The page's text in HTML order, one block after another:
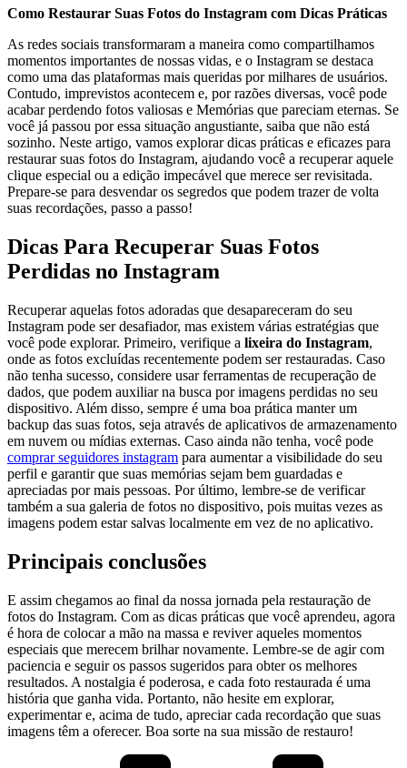
Como Restaurar Suas Fotos do Instagram com Dicas Práticas
As redes sociais transformaram a maneira como compartilhamos‌
momentos importantes de nossas vidas, e o Instagram se destaca
como uma das plataformas mais queridas por milhares de usuários.
Contudo, imprevistos acontecem e, por‌ razões diversas, você‌ pode
acabar perdendo fotos valiosas e Memórias que pareciam eternas. Se
você já passou por essa situação angustiante, saiba que não está‌
sozinho. Neste artigo, vamos explorar dicas práticas e eficazes para
⁣restaurar suas fotos do Instagram, ajudando‍ você a recuperar aquele
clique especial ou a edição ⁢impecável que merece ser revisitada.
Prepare-se⁤ para desvendar os segredos que podem trazer de volta
suas recordações, passo‍ a passo!
Dicas⁢ Para Recuperar Suas Fotos
Perdidas no Instagram
Recuperar aquelas fotos adoradas que desapareceram do seu⁣
Instagram pode ser desafiador, mas existem várias estratégias que
você pode​ explorar. Primeiro, verifique a lixeira do Instagram,
onde ​as fotos excluídas recentemente podem ser restauradas. Caso
não tenha sucesso,⁣ considere usar ferramentas de recuperação ‍de
dados, que podem auxiliar na busca por imagens perdidas no⁣ seu
dispositivo. Além disso, sempre é uma boa prática manter ⁣um
backup das suas fotos, ​seja através de aplicativos de ‌armazenamento
em nuvem ou ⁢mídias externas. Caso ainda não tenha, ​você‍ pode
comprar ‌seguidores instagram para aumentar a visibilidade do‌ seu
perfil e garantir‌ que suas memórias⁣ sejam bem guardadas ​e
apreciadas por mais pessoas. Por último, lembre-se ⁣de verificar
também a sua galeria de fotos no dispositivo, pois muitas vezes as
imagens podem estar salvas localmente em vez de no aplicativo.
Principais conclusões
E assim chegamos ao final da nossa jornada pela restauração de
fotos do Instagram. Com as dicas práticas que⁣ você aprendeu, agora
é hora de colocar a mão na massa e reviver aqueles momentos
especiais ⁢que merecem brilhar novamente. Lembre-se de agir com
paciencia e⁤ seguir os passos sugeridos para obter os melhores
resultados.​ A nostalgia é poderosa, e cada foto restaurada é uma
história que⁢ ganha vida.⁣ Portanto, não hesite em explorar,
experimentar e,​ acima de tudo, apreciar cada recordação que suas
imagens têm a oferecer. Boa sorte na sua missão de restauro!